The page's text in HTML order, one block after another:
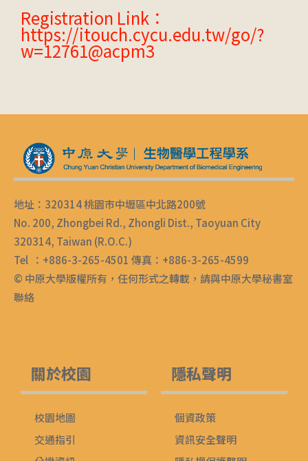
Registration Link：
https://itouch.cycu.edu.tw/go/?
w=12761@acpm3
地址：320314 桃園市中壢區中北路200號
No. 200, Zhongbei Rd., Zhongli Dist., Taoyuan City
320314, Taiwan (R.O.C.)
Tel ：+886-3-265-4501 傳真：+886-3-265-4599
© 中原大學版權所有，任何形式之轉載，請與中原大學秘書室
聯絡
關於校園
校園地圖
交通指引
隱私聲明
個資政策
資訊安全聲明